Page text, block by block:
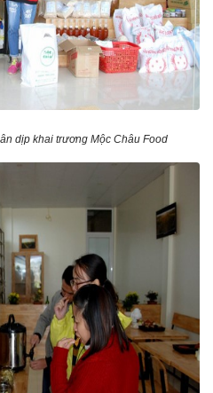
dịp khai trương Mộc Châu Food